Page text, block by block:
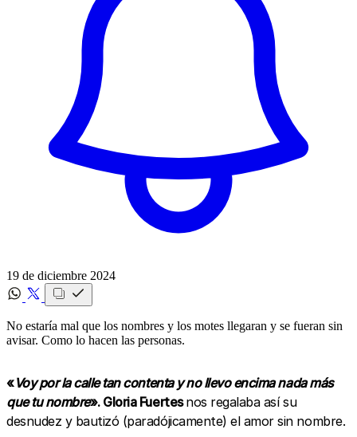
19 de diciembre 2024
No estaría mal que los nombres y los motes llegaran y se fueran sin
avisar. Como lo hacen las personas.
«Voy por la calle tan contenta y no llevo encima nada más
que tu nombre». Gloria Fuertesnos regalaba así su
desnudez y bautizó (paradójicamente) el amor sin nombre.